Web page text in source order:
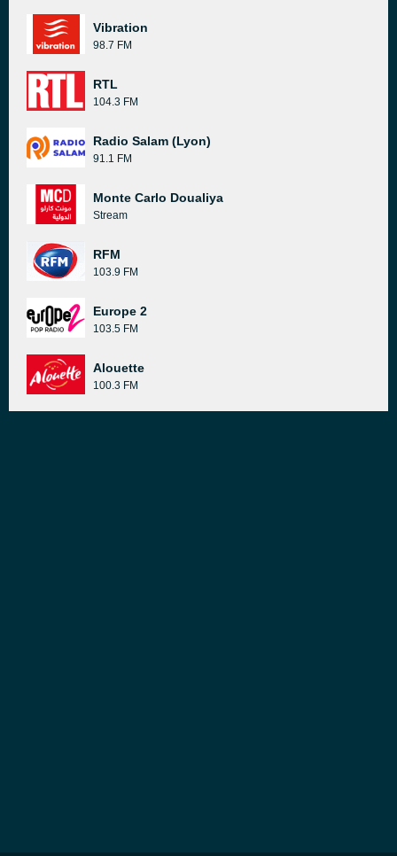
Vibration
98.7 FM
RTL
104.3 FM
Radio Salam (Lyon)
91.1 FM
Monte Carlo Doualiya
Stream
RFM
103.9 FM
Europe 2
103.5 FM
Alouette
100.3 FM